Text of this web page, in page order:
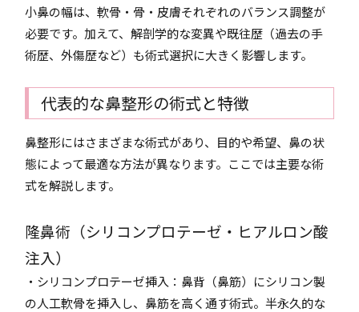
小鼻の幅は、軟骨・骨・皮膚それぞれのバランス調整が
必要です。加えて、解剖学的な変異や既往歴（過去の手
術歴、外傷歴など）も術式選択に大きく影響します。
代表的な鼻整形の術式と特徴
鼻整形にはさまざまな術式があり、目的や希望、鼻の状
態によって最適な方法が異なります。ここでは主要な術
式を解説します。
隆鼻術（シリコンプロテーゼ・ヒアルロン酸
注入）
・シリコンプロテーゼ挿入：鼻背（鼻筋）にシリコン製
の人工軟骨を挿入し、鼻筋を高く通す術式。半永久的な